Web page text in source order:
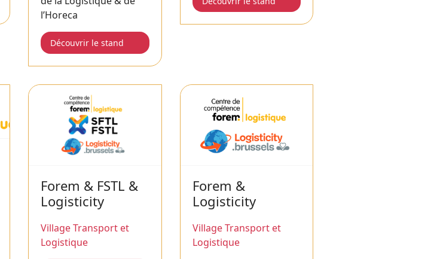
l’Horeca
Découvrir le stand
Forem & FSTL &
Logisticity
Village Transport et
Logistique
Forem &
Logisticity
Village Transport et
Logistique